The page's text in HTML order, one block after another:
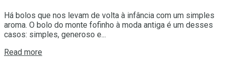
Há bolos que nos levam de volta à infância com um simples
aroma. O bolo do monte fofinho à moda antiga é um desses
casos: simples, generoso e...
Read more